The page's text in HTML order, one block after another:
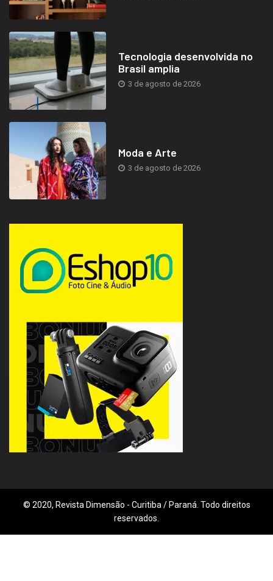
Tecnologia desenvolvida no
Brasil amplia
3 de agosto de 2026
Moda e Arte
3 de agosto de 2026
© 2020, Revista Dimensão - Curitiba / Paraná. Todo direitos
reservados.